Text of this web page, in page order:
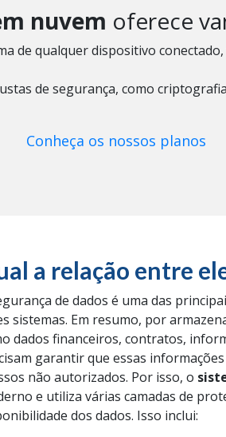
nuvem oferece
de qualquer dispositivo
de segurança, como
Conheça os nossos planos
a relação entre
de dados é uma das
sistemas. Em resumo, por
dados financeiros, contratos,
garantir que essas
não autorizados. Por isso, o
e utiliza várias camadas de
dos dados. Isso inclui: